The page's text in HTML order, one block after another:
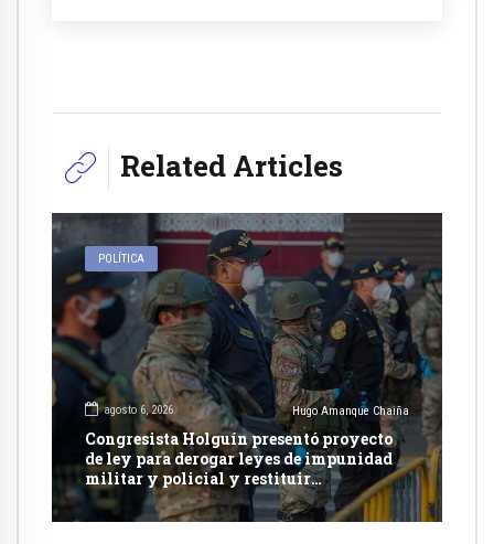
Related Articles
POLÍTICA
agosto 6, 2026 Hugo Amanque Chaiña
Congresista Holguín presentó proyecto
de ley para derogar leyes de impunidad
militar y policial y restituir
competencia de justicia ordinaria